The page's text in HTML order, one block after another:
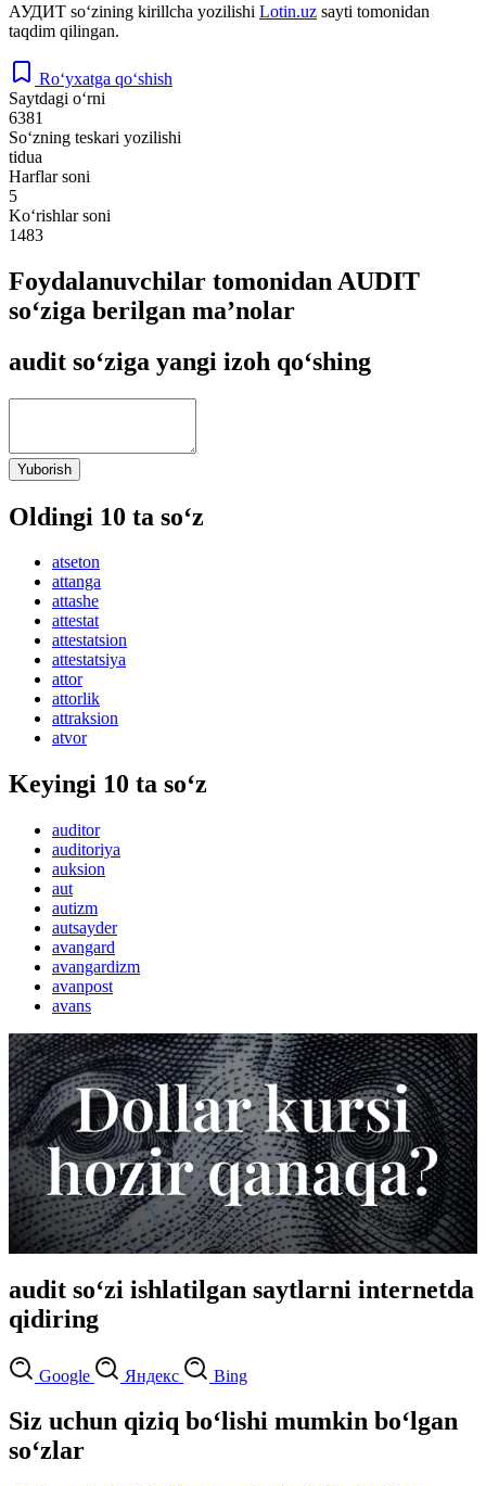
АУДИТ so‘zining kirillcha yozilishi Lotin.uz sayti tomonidan
taqdim qilingan.
Ro‘yxatga qo‘shish
Saytdagi o‘rni
6381
So‘zning teskari yozilishi
tidua
Harflar soni
5
Ko‘rishlar soni
1483
Foydalanuvchilar tomonidan AUDIT
so‘ziga berilgan ma’nolar
audit so‘ziga yangi izoh qo‘shing
Yuborish
Oldingi 10 ta so‘z
atseton
attanga
attashe
attestat
attestatsion
attestatsiya
attor
attorlik
attraksion
atvor
Keyingi 10 ta so‘z
auditor
auditoriya
auksion
aut
autizm
autsayder
avangard
avangardizm
avanpost
avans
audit so‘zi ishlatilgan saytlarni internetda
qidiring
Google Яндекс Bing
Siz uchun qiziq bo‘lishi mumkin bo‘lgan
so‘zlar